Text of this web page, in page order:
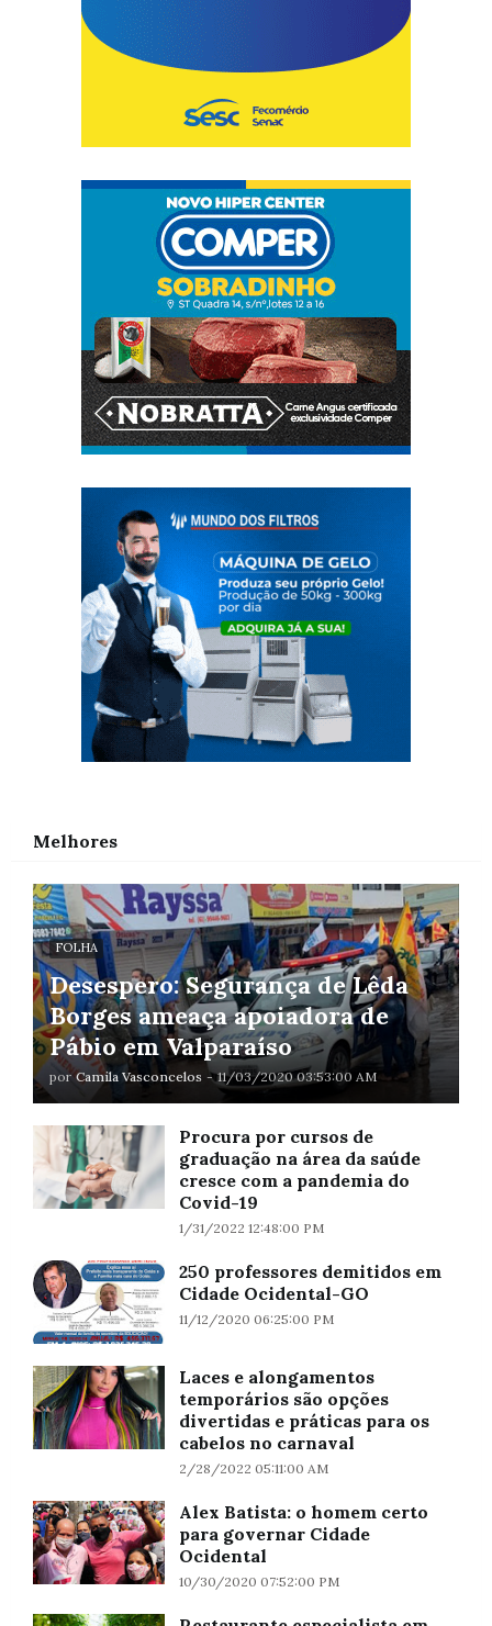
Melhores
FOLHA
Desespero: Segurança de Lêda
Borges ameaça apoiadora de
Pábio em Valparaíso
por Camila Vasconcelos - 11/03/2020 03:53:00 AM
Procura por cursos de
graduação na área da saúde
cresce com a pandemia do
Covid-19
1/31/2022 12:48:00 PM
250 professores demitidos em
Cidade Ocidental-GO
11/12/2020 06:25:00 PM
Laces e alongamentos
temporários são opções
divertidas e práticas para os
cabelos no carnaval
2/28/2022 05:11:00 AM
Alex Batista: o homem certo
para governar Cidade
Ocidental
10/30/2020 07:52:00 PM